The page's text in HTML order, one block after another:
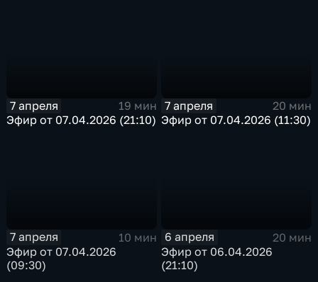
7 апреля
19 мин
Эфир от 07.04.2026 (21:10)
7 апреля
20 мин
Эфир от 07.04.2026 (11:30)
7 апреля
10 мин
Эфир от 07.04.2026
(09:30)
6 апреля
20 мин
Эфир от 06.04.2026
(21:10)